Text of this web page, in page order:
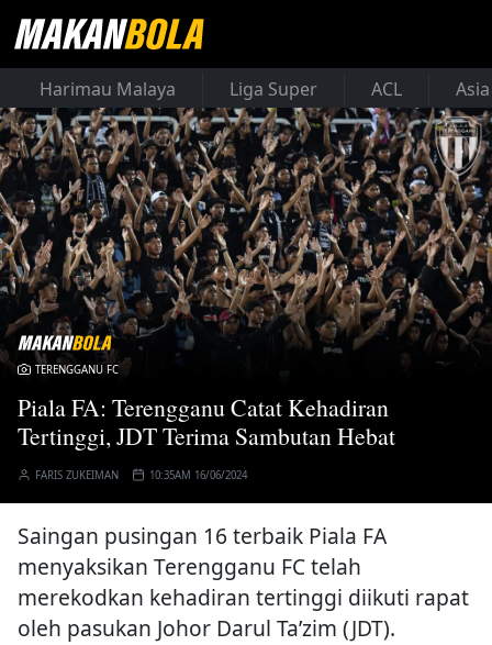
Harimau Malaya Liga Super ACL
TERENGGANU FC
Piala FA: Terengganu Catat Kehadiran
Tertinggi, JDT Terima Sambutan Hebat
FARIS ZUKEIMAN 10:35AM 16/06/2024
Saingan pusingan 16 terbaik Piala FA
menyaksikan Terengganu FC telah
merekodkan kehadiran tertinggi diikuti rapat
oleh pasukan Johor Darul Ta’zim (JDT).